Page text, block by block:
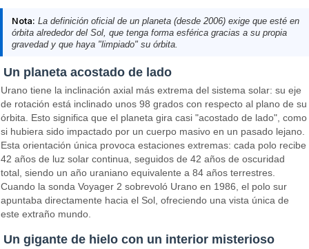
Nota: La definición oficial de un planeta (desde 2006) exige que esté en
órbita alrededor del Sol, que tenga forma esférica gracias a su propia
gravedad y que haya "limpiado" su órbita.
Un planeta acostado de lado
Urano tiene la inclinación axial más extrema del sistema solar: su eje
de rotación está inclinado unos 98 grados con respecto al plano de su
órbita. Esto significa que el planeta gira casi "acostado de lado", como
si hubiera sido impactado por un cuerpo masivo en un pasado lejano.
Esta orientación única provoca estaciones extremas: cada polo recibe
42 años de luz solar continua, seguidos de 42 años de oscuridad
total, siendo un año uraniano equivalente a 84 años terrestres.
Cuando la sonda Voyager 2 sobrevoló Urano en 1986, el polo sur
apuntaba directamente hacia el Sol, ofreciendo una vista única de
este extraño mundo.
Un gigante de hielo con un interior misterioso